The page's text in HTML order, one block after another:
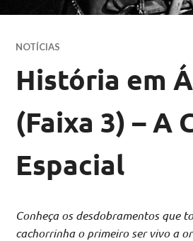
NOTÍCIAS
História em
(Faixa 3) – A
Espacial
Conheça os desdobramentos que
cachorrinha o primeiro ser vivo a